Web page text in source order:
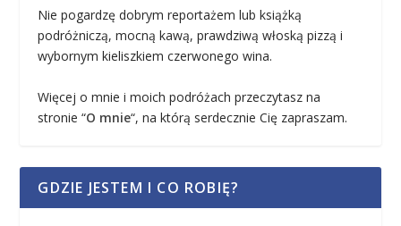
Nie pogardzę dobrym reportażem lub książką
podróżniczą, mocną kawą, prawdziwą włoską pizzą i
wybornym kieliszkiem czerwonego wina.
Więcej o mnie i moich podróżach przeczytasz na
stronie “O mnie“, na którą serdecznie Cię zapraszam.
GDZIE JESTEM I CO ROBIĘ?